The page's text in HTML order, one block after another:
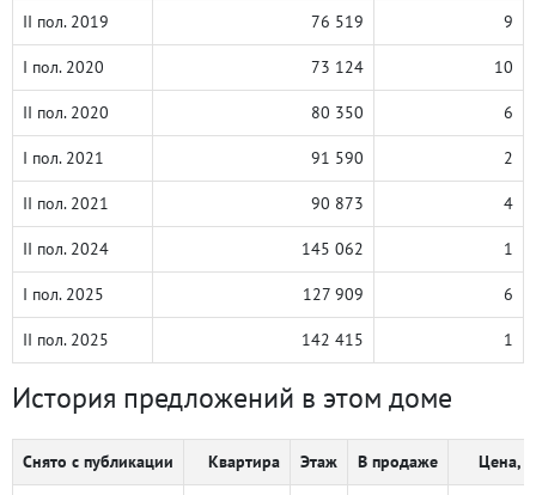
II пол. 2019 76 519 9
I пол. 2020 73 124 10
II пол. 2020 80 350 6
I пол. 2021 91 590 2
II пол. 2021 90 873 4
II пол. 2024 145 062 1
I пол. 2025 127 909 6
II пол. 2025 142 415 1
История предложений в этом доме
Снято с публикации Квартира Этаж В продаже Цена, ₽